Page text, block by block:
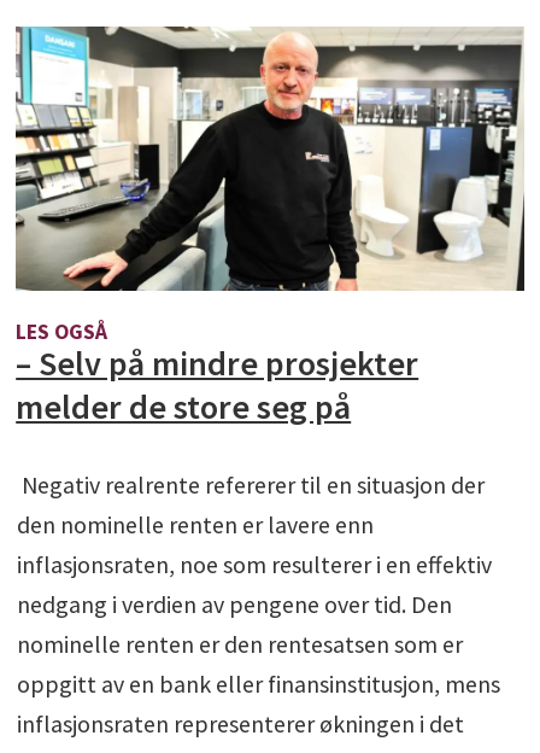
LES OGSÅ
– Selv på mindre prosjekter
melder de store seg på
Negativ realrente refererer til en situasjon der
den nominelle renten er lavere enn
inflasjonsraten, noe som resulterer i en effektiv
nedgang i verdien av pengene over tid. Den
nominelle renten er den rentesatsen som er
oppgitt av en bank eller finansinstitusjon, mens
inflasjonsraten representerer økningen i det